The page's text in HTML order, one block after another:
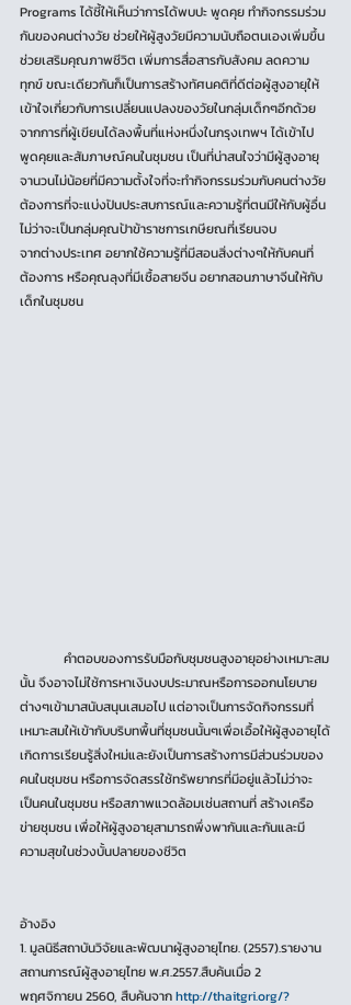
Programs ได้ชี้ให้เห็นว่าการได้พบปะ พูดคุย ทำกิจกรรมร่วม
กันของคนต่างวัย ช่วยให้ผู้สูงวัยมีความนับถือตนเองเพิ่มขึ้น
ช่วยเสริมคุณภาพชีวิต เพิ่มการสื่อสารกับสังคม ลดความ
ทุกข์ ขณะเดียวกันก็เป็นการสร้างทัศนคติที่ดีต่อผู้สูงอายุให้
เข้าใจเกี่ยวกับการเปลี่ยนแปลงของวัยในกลุ่มเด็กๆอีกด้วย
จากการที่ผู้เขียนได้ลงพื้นที่แห่งหนึ่งในกรุงเทพฯ ได้เข้าไป
พูดคุยและสัมภาษณ์คนในชุมชน เป็นที่น่าสนใจว่ามีผู้สูงอายุ
จานวนไม่น้อยที่มีความตั้งใจที่จะทำกิจกรรมร่วมกับคนต่างวัย
ต้องการที่จะแบ่งปันประสบการณ์และความรู้ที่ตนมีให้กับผู้อื่น
ไม่ว่าจะเป็นกลุ่มคุณป้าข้าราชการเกษียณที่เรียนจบ
จากต่างประเทศ อยากใช้ความรู้ที่มีสอนสิ่งต่างๆให้กับคนที่
ต้องการ หรือคุณลุงที่มีเชื้อสายจีน อยากสอนภาษาจีนให้กับ
เด็กในชุมชน
นั้น จึงอาจไม่ใช้การหาเงินงบประมาณหรือการออกนโยบาย
ต่างๆเข้ามาสนับสนุนเสมอไป แต่อาจเป็นการจัดกิจกรรมที่
เหมาะสมให้เข้ากับบริบทพื้นที่ชุมชนนั้นๆเพื่อเอื้อให้ผู้สูงอายุได้
เกิดการเรียนรู้สิ่งใหม่และยังเป็นการสร้างการมีส่วนร่วมของ
คนในชุมชน หรือการจัดสรรใช้ทรัพยากรที่มีอยู่แล้วไม่ว่าจะ
เป็นคนในชุมชน หรือสภาพแวดล้อมเช่นสถานที่ สร้างเครือ
ข่ายชุมชน เพื่อให้ผู้สูงอายุสามารถพึ่งพากันและกันและมี
ความสุขในช่วงบั้นปลายของชีวิต
อ้างอิง
1. มูลนิธีสถาบันวิจัยและพัฒนาผู้สูงอายุไทย. (2557).รายงาน
สถานการณ์ผู้สูงอายุไทย พ.ศ.2557.สืบค้นเมื่อ 2
พฤศจิกายน 2560, สืบค้นจาก http://thaitgri.org/?